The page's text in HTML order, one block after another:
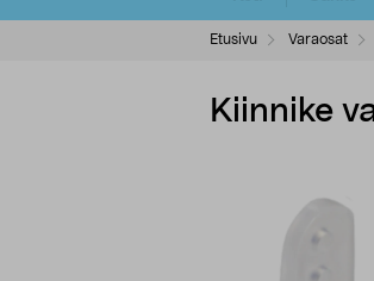
Etusivu Varaosat
Kiinnike